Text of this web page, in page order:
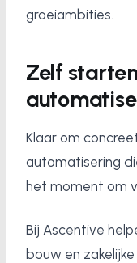
groeiambities.
Zelf
Klaar om
automatisering
het moment om
Bij Ascentive
bouw en